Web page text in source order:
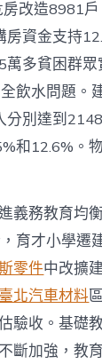
改造8981
資金支持
萬多貧困群
飲水問題。
分別達到
和12.6%。
義務教育均
育才小學遷
零件中改擴
臺北汽車材料
驗收。基礎
斷加強，教